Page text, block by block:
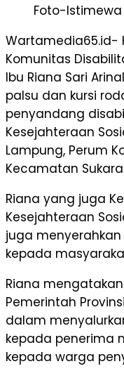
Foto-Istimewa
Wartamedia65.id-
Komunitas
Ibu Riana Sari
palsu dan kursi
penyandang
Kesejahteraan
Lampung, Perum
Kecamatan
Riana yang juga
Kesejahteraan
juga
kepada
Riana
Pemerintah
dalam
kepada penerima
kepada warga